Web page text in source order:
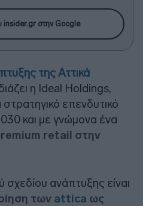
insider.gr στην Google
της Αττικά
η Ideal Holdings,
επενδυτικό
και με γνώμονα ένα
retail στην
σχεδίου ανάπτυξης είναι
των attica ως